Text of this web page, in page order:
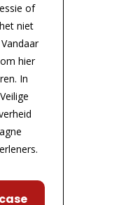
of
niet
hier
In